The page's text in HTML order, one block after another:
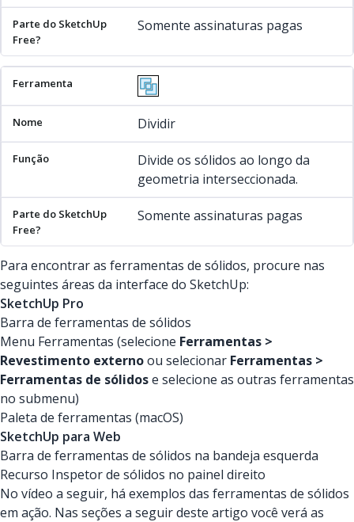
Somente assinaturas pagas
Dividir
Divide os sólidos ao longo da
geometria interseccionada.
Somente assinaturas pagas
Para encontrar as ferramentas de sólidos, procure nas
seguintes áreas da interface do SketchUp:
SketchUp Pro
Barra de ferramentas de sólidos
Menu Ferramentas (selecione Ferramentas >
Revestimento externoou selecionar Ferramentas >
Ferramentas de sólidose selecione as outras ferramentas
no submenu)
Paleta de ferramentas (macOS)
SketchUp para Web
Barra de ferramentas de sólidos na bandeja esquerda
Recurso Inspetor de sólidos no painel direito
No vídeo a seguir, há exemplos das ferramentas de sólidos
em ação. Nas seções a seguir deste artigo você verá as